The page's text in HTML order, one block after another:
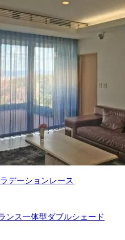
デーションレース
ス一体型ダブルシェード